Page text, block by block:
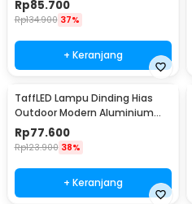
B1001
Rp85.700
Rp134.900 37%
+ Keranjang
TaffLED Lampu Dinding Hias
Outdoor Modern Aluminium
6W Warm White - MSL021
Rp77.600
Rp123.900 38%
+ Keranjang